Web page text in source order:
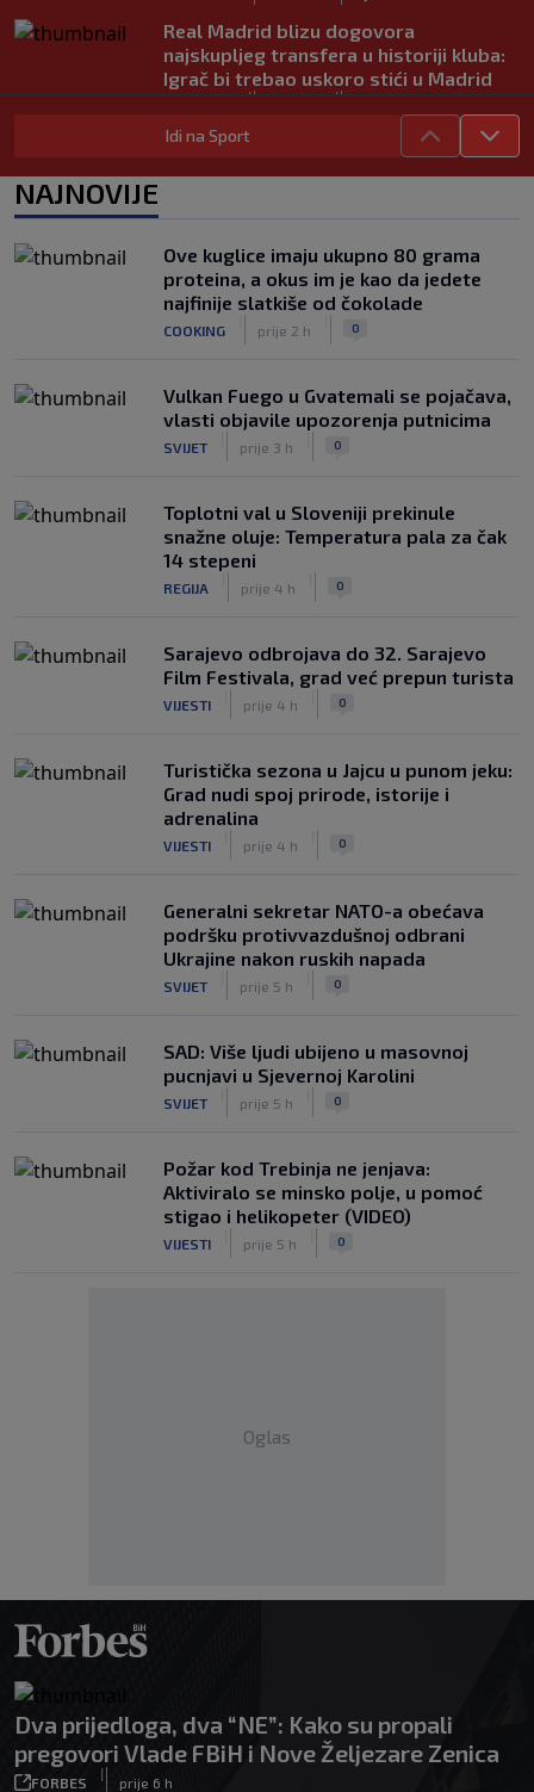
Real Madrid blizu dogovora
najskupljeg transfera u historiji kluba:
Igrač bi trebao uskoro stići u Madrid
| |
Lara Gut-Behrami završila karijeru:
Predsjednik FIFA-e ne odustaje od
svojih planova: Otkriveno šta je
ponudio Marokancima za podršku
NOGOMET prije 5 h
Idi na Sport
NAJNOVIJE
Ove kuglice imaju ukupno 80 grama
proteina, a okus im je kao da jedete
najfinije slatkiše od čokolade
COOKING prije 2 h 0
Vulkan Fuego u Gvatemali se pojačava,
vlasti objavile upozorenja putnicima
SVIJET prije 3 h 0
Toplotni val u Sloveniji prekinule
snažne oluje: Temperatura pala za čak
14 stepeni
REGIJA prije 4 h 0
Sarajevo odbrojava do 32. Sarajevo
Film Festivala, grad već prepun turista
VIJESTI prije 4 h 0
Turistička sezona u Jajcu u punom jeku:
Grad nudi spoj prirode, istorije i
adrenalina
VIJESTI prije 4 h 0
Generalni sekretar NATO-a obećava
podršku protivvazdušnoj odbrani
Ukrajine nakon ruskih napada
SVIJET prije 5 h 0
SAD: Više ljudi ubijeno u masovnoj
pucnjavi u Sjevernoj Karolini
SVIJET prije 5 h 0
Požar kod Trebinja ne jenjava:
Aktiviralo se minsko polje, u pomoć
stigao i helikopeter (VIDEO)
VIJESTI prije 5 h 0
Oglas
Dva prijedloga, dva “NE”: Kako su propali
pregovori Vlade FBiH i Nove Željezare Zenica
FORBES
|
prije 6 h